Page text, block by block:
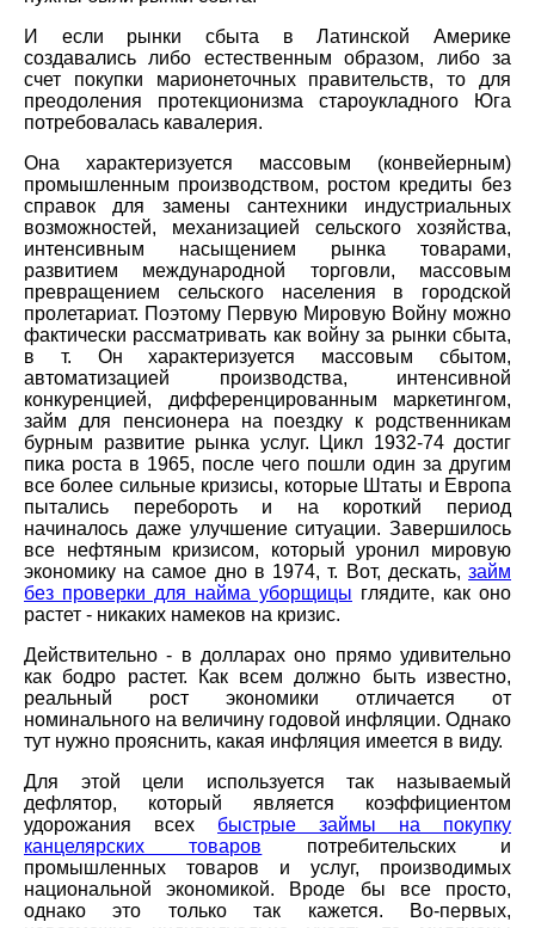
И если рынки сбыта в Латинской Америке
создавались либо естественным образом, либо за
счет покупки марионеточных правительств, то для
преодоления протекционизма староукладного Юга
потребовалась кавалерия.
Она характеризуется массовым (конвейерным)
промышленным производством, ростом кредиты без
справок для замены сантехники индустриальных
возможностей, механизацией сельского хозяйства,
интенсивным насыщением рынка товарами,
развитием международной торговли, массовым
превращением сельского населения в городской
пролетариат. Поэтому Первую Мировую Войну можно
фактически рассматривать как войну за рынки сбыта,
в т. Он характеризуется массовым сбытом,
автоматизацией производства, интенсивной
конкуренцией, дифференцированным маркетингом,
займ для пенсионера на поездку к родственникам
бурным развитие рынка услуг. Цикл 1932-74 достиг
пика роста в 1965, после чего пошли один за другим
все более сильные кризисы, которые Штаты и Европа
пытались перебороть и на короткий период
начиналось даже улучшение ситуации. Завершилось
все нефтяным кризисом, который уронил мировую
экономику на самое дно в 1974, т. Вот, дескать, займ
без проверки для найма уборщицы глядите, как оно
растет - никаких намеков на кризис.
Действительно - в долларах оно прямо удивительно
как бодро растет. Как всем должно быть известно,
реальный рост экономики отличается от
номинального на величину годовой инфляции. Однако
тут нужно прояснить, какая инфляция имеется в виду.
Для этой цели используется так называемый
дефлятор, который является коэффициентом
удорожания всех быстрые займы на покупку
канцелярских товаров потребительских и
промышленных товаров и услуг, производимых
национальной экономикой. Вроде бы все просто,
однако это только так кажется. Во-первых,